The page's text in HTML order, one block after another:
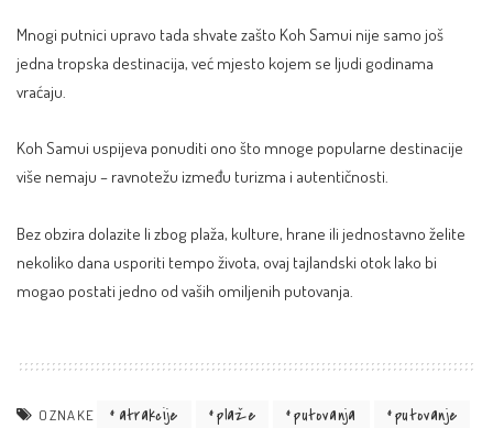
Mnogi putnici upravo tada shvate zašto Koh Samui nije samo još
jedna tropska destinacija, već mjesto kojem se ljudi godinama
vraćaju.
Koh Samui uspijeva ponuditi ono što mnoge popularne destinacije
više nemaju – ravnotežu između turizma i autentičnosti.
Bez obzira dolazite li zbog plaža, kulture, hrane ili jednostavno želite
nekoliko dana usporiti tempo života, ovaj tajlandski otok lako bi
mogao postati jedno od vaših omiljenih putovanja.
OZNAKE atrakcije plaže putovanja
putovanje